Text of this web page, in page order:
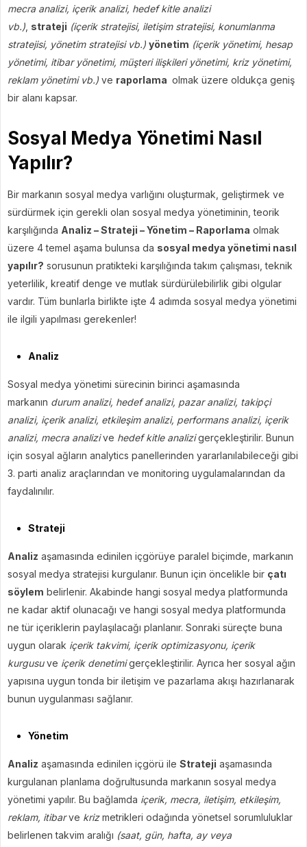
mecra analizi, içerik analizi, hedef kitle analizi
vb.) strateji (içerik stratejisi, iletişim stratejisi, konumlanma
stratejisi, yönetim stratejisi vb.) yönetim (içerik yönetimi, hesap
yönetimi, itibar yönetimi, müşteri ilişkileri yönetimi, kriz yönetimi,
reklam yönetimi vb.) ve raporlama olmak üzere oldukça geniş
bir alanı kapsar.
Sosyal Medya Yönetimi Nasıl
Yapılır?
Bir markanın sosyal medya varlığını oluşturmak, geliştirmek ve
sürdürmek için gerekli olan sosyal medya yönetiminin, teorik
karşılığında Analiz – Strateji – Yönetim – Raporlama olmak
üzere 4 temel aşama bulunsa da sosyal medya yönetimi nasıl
yapılır? sorusunun pratikteki karşılığında takım çalışması, teknik
yeterlilik, kreatif denge ve mutlak sürdürülebilirlik gibi olgular
vardır. Tüm bunlarla birlikte işte 4 adımda sosyal medya yönetimi
ile ilgili yapılması gerekenler!
Analiz
Sosyal medya yönetimi sürecinin birinci aşamasında
markanın durum analizi, hedef analizi, pazar analizi, takipçi
analizi, içerik analizi, etkileşim analizi, performans analizi, içerik
analizi, mecra analizive hedef kitle analizigerçekleştirilir. Bunun
için sosyal ağların analytics panellerinden yararlanılabileceği gibi
3. parti analiz araçlarından ve monitoring uygulamalarından da
faydalınılır.
Strateji
Analiz aşamasında edinilen içgörüye paralel biçimde, markanın
sosyal medya stratejisi kurgulanır. Bunun için öncelikle bir çatı
söylem belirlenir. Akabinde hangi sosyal medya platformunda
ne kadar aktif olunacağı ve hangi sosyal medya platformunda
ne tür içeriklerin paylaşılacağı planlanır. Sonraki süreçte buna
uygun olarak içerik takvimi, içerik optimizasyonu, içerik
kurgusuve içerik denetimigerçekleştirilir. Ayrıca her sosyal ağın
yapısına uygun tonda bir iletişim ve pazarlama akışı hazırlanarak
bunun uygulanması sağlanır.
Yönetim
Analiz aşamasında edinilen içgörü ile Strateji aşamasında
kurgulanan planlama doğrultusunda markanın sosyal medya
yönetimi yapılır. Bu bağlamda içerik, mecra, iletişim, etkileşim,
reklam, itibarve krizmetrikleri odağında yönetsel sorumluluklar
belirlenen takvim aralığı (saat, gün, hafta, ay veya